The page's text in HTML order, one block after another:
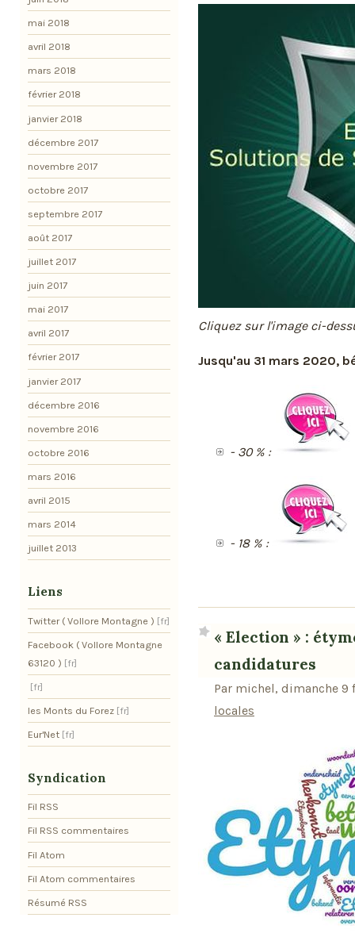
Cliquez sur l'image ci-
Jusqu'au 31 mars 2020,
- 30 % :
- 18 % :
« Election » :
candidatures
Par michel, dimanche
locales
mai 2018
avril 2018
mars 2018
février 2018
janvier 2018
décembre 2017
novembre 2017
octobre 2017
septembre 2017
août 2017
juillet 2017
juin 2017
mai 2017
avril 2017
février 2017
janvier 2017
décembre 2016
novembre 2016
octobre 2016
mars 2016
avril 2015
mars 2014
juillet 2013
Liens
Twitter ( Vollore Montagne )
Facebook ( Vollore Montagne
63120 )
les Monts du Forez
Eur'Net
Syndication
Fil RSS
Fil RSS commentaires
Fil Atom
Fil Atom commentaires
Résumé RSS